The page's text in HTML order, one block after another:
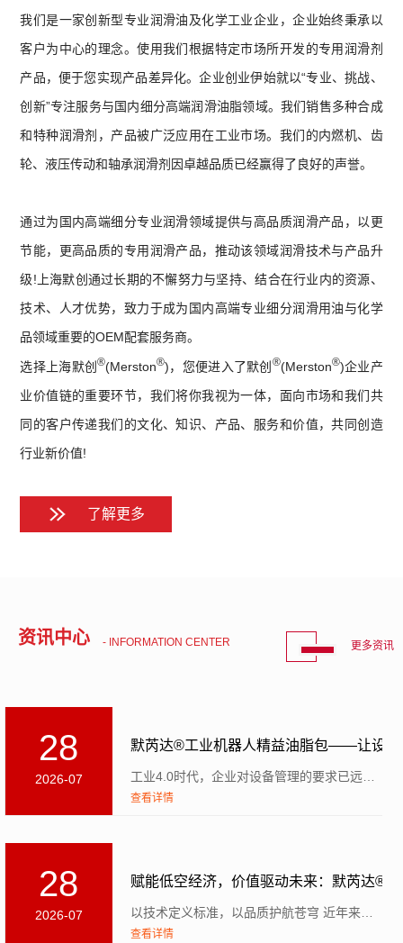
我们是一家创新型专业润滑油及化学工业企业，企业始终秉承以
客户为中心的理念。使用我们根据特定市场所开发的专用润滑剂
产品，便于您实现产品差异化。企业创业伊始就以“专业、挑战、
创新”专注服务与国内细分高端润滑油脂领域。我们销售多种合成
和特种润滑剂，产品被广泛应用在工业市场。我们的内燃机、齿
轮、液压传动和轴承润滑剂因卓越品质已经赢得了良好的声誉。
通过为国内高端细分专业润滑领域提供与高品质润滑产品，以更
节能，更高品质的专用润滑产品，推动该领域润滑技术与产品升
级!上海默创通过长期的不懈努力与坚持、结合在行业内的资源、
技术、人才优势，致力于成为国内高端专业细分润滑用油与化学
品领域重要的OEM配套服务商。
选择上海默创®(Merston®)，您便进入了默创 ®(Merston®)企业产
业价值链的重要环节，我们将你我视为一体，面向市场和我们共
同的客户传递我们的文化、知识、产品、服务和价值，共同创造
行业新价值!
了解更多
资讯中心 - INFORMATION CENTER 更多资讯
28
2026-07
默芮达®工业机器人精益油脂包——让设备
工业4.0时代，企业对设备管理的要求已远不止于自动化。现代设备需要具备三重能力：感知外部环境与自身...
查看详情
28
2026-07
赋能低空经济，价值驱动未来：默芮达®
以技术定义标准，以品质护航苍穹 近年来，无人机在诸多应用领域展现出巨大潜力，推动国内...
查看详情